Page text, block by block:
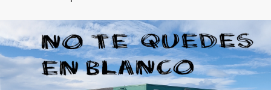
LB1B/T1 SUNFLOWER
158.47 €
100 en stock
LB6G/L7 RACINGGRUEN 97
158.47 €